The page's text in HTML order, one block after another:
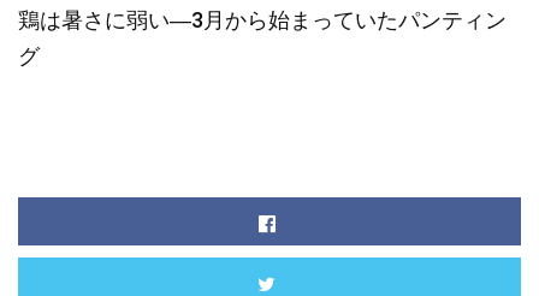
鶏は暑さに弱い―3月から始まっていたパンティン
グ